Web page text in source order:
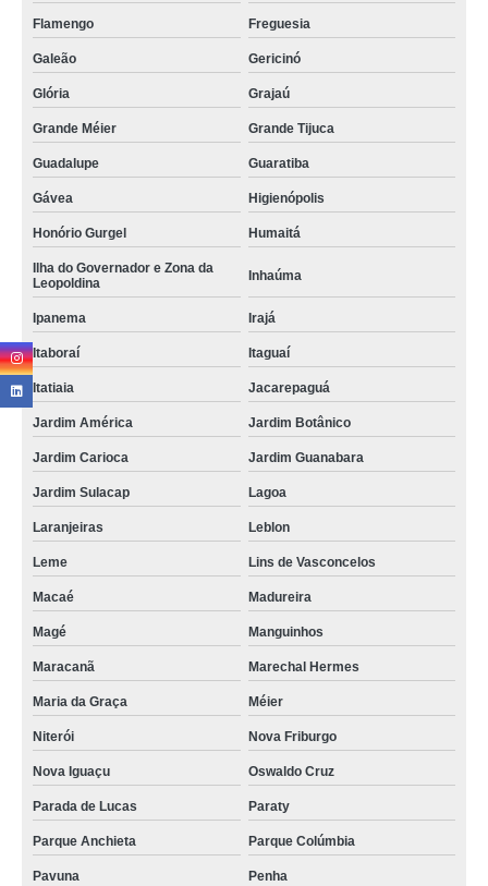
Flamengo Freguesia
Galeão Gericinó
Glória Grajaú
Grande Méier Grande Tijuca
Guadalupe Guaratiba
Gávea Higienópolis
Honório Gurgel Humaitá
Ilha do Governador e Zona da
Leopoldina
Inhaúma
Ipanema Irajá
Itaboraí Itaguaí
Itatiaia Jacarepaguá
Jardim América Jardim Botânico
Jardim Carioca Jardim Guanabara
Jardim Sulacap Lagoa
Laranjeiras Leblon
Leme Lins de Vasconcelos
Macaé Madureira
Magé Manguinhos
Maracanã Marechal Hermes
Maria da Graça Méier
Niterói Nova Friburgo
Nova Iguaçu Oswaldo Cruz
Parada de Lucas Paraty
Parque Anchieta Parque Colúmbia
Pavuna Penha